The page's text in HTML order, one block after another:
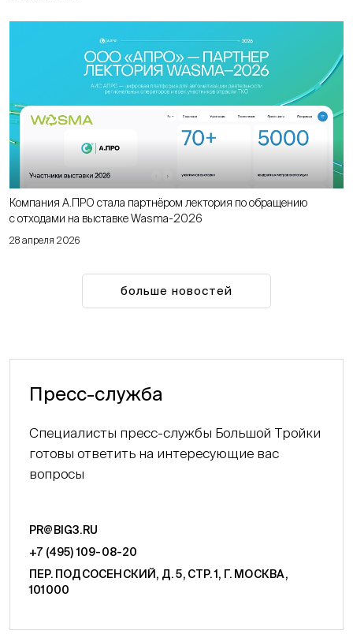
28 апреля 2026
Компания А.ПРО стала партнёром лектория по обращению
с отходами на выставке Wasma-2026
больше новостей
Пресс-служба
Специалисты пресс-службы Большой Тройки
готовы ответить на интересующие вас
вопросы
PR@BIG3.RU
+7 (495) 109-08-20
ПЕР. ПОДСОСЕНСКИЙ, Д. 5, СТР. 1, Г. МОСКВА,
101000